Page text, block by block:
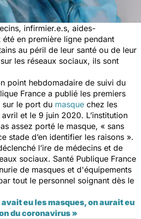
infirmier.e.s, aides-
en première ligne pendant
au péril de leur santé ou de leur
les réseaux sociaux, ils sont
point hebdomadaire de suivi du
France a publié les premiers
sur le port du masque chez les
et le 9 juin 2020. L’institution
assez porté le masque, « sans
stade d’en identifier les raisons ».
l’ire de médecins et de
sociaux. Santé Publique France
de masques et d'équipements
tout le personnel soignant dès le
avait eu les masques, on aurait eu
du coronavirus »